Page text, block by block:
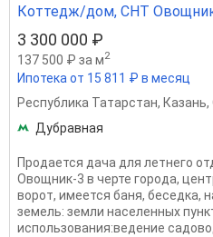
Коттедж/дом, СНТ
3 300 000 ₽
137 500 ₽ за м2
Ипотека от 15 811 ₽ в месяц
Республика Татарстан, Казань,
Дубравная
Продается дача для летнего
Овощник-3 в черте города,
ворот, имеется баня, беседка,
земель: земли населенных
использования:ведение